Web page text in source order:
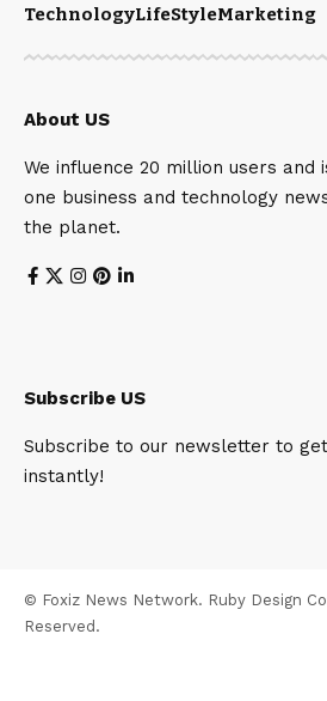
TechnologyLifeStyleMarketing
About US
We influence 20 million users and
one business and technology
the planet.
Subscribe US
Subscribe to our newsletter to
instantly!
© Foxiz News Network. Ruby Design
Reserved.